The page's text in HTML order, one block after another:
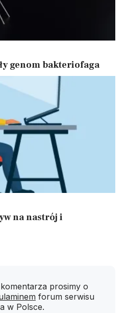
genom bakteriofaga
na nastrój i
prosimy o
forum serwisu
w Polsce.